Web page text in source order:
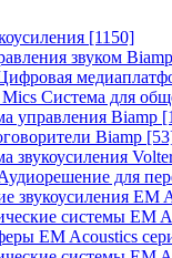
[1150]
звуком Biamp
Система для
управления Biamp
Biamp
звукоусиления
для
звукоусиления EM
системы EM
EM Acoustics